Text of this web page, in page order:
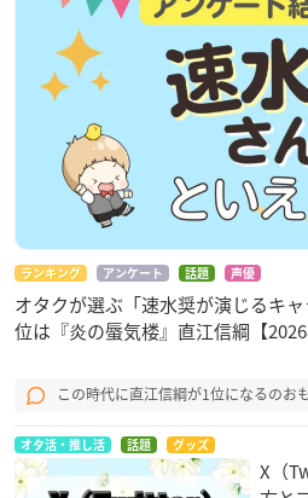
ランキング アンケート 話題 声優
オタクが選ぶ「速水奨が演じるキ
位は『炎の蜃気楼』直江信綱【2026
この時代に直江信綱が1位になるのお
オタ活・推し活 話題 グッズ
X（